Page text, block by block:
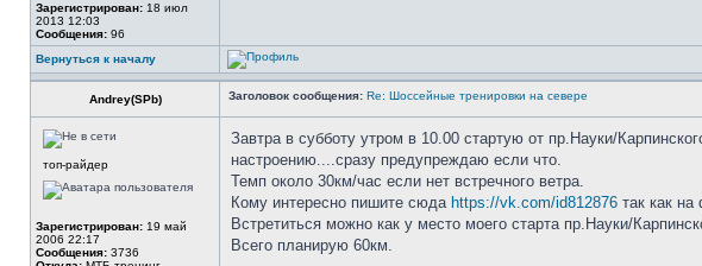
Зарегистрирован: 18 июл
2013 12:03
Сообщения: 96
Вернуться к началу
Andrey(SPb) Заголовок сообщения: Re: Шоссейные тренировки на севере
топ-райдер
Зарегистрирован: 19 май
2006 22:17
Сообщения: 3736
Завтра в субботу утром в 10.00 стартую от пр.Науки/
настроению....сразу предупреждаю если что.
Темп около 30км/час если нет встречного ветра.
Кому интересно пишите сюда https://vk.com/id812876 так как
Встретиться можно как у место моего старта пр.Науки/
Всего планирую 60км.